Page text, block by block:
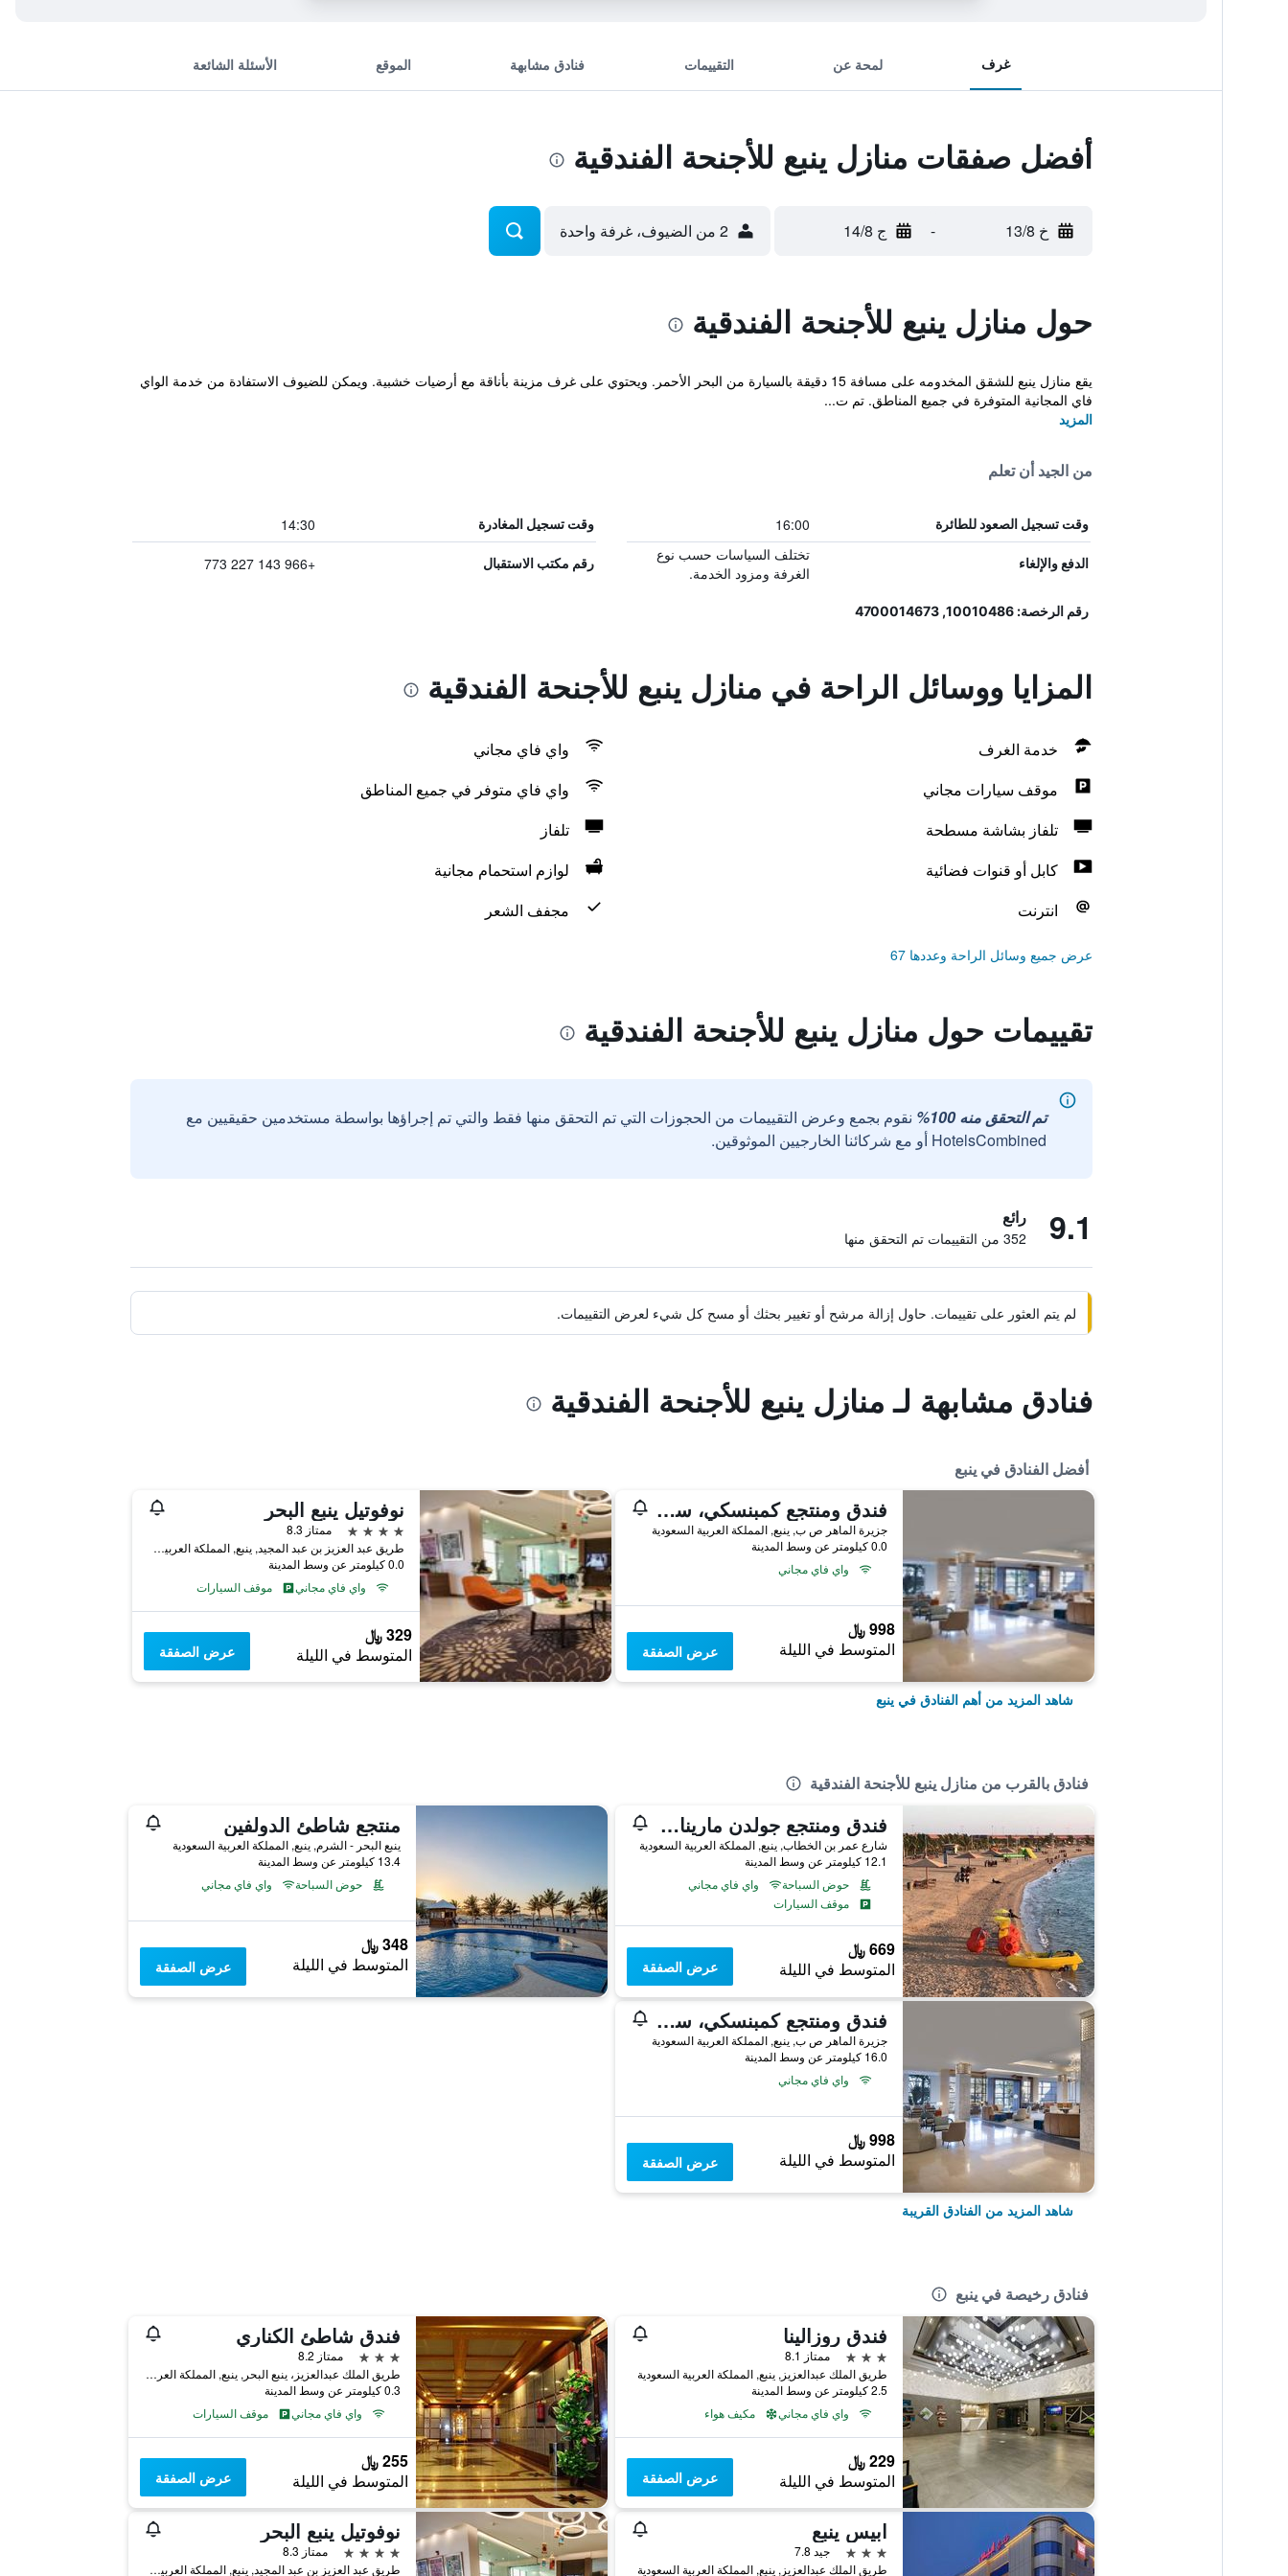
غرف لمحة عن التقييمات فنادق مشابهة الموقع الأسئلة الشائعة
أفضل صفقات منازل ينبع للأجنحة الفندقية
خ 13/8 - ج 14/8 2 من الضيوف، غرفة واحدة
حول منازل ينبع للأجنحة الفندقية
يقع منازل ينبع للشقق المخدومه على مسافة 15 دقيقة بالسيارة من البحر الأحمر. ويحتوي على غرف مزينة بأناقة مع أرضيات خشبية. ويمكن للضيوف الاستفادة من خدمة الواي
فاي المجانية المتوفرة في جميع المناطق. تم ت...
المزيد
من الجيد أن تعلم
وقت تسجيل الصعود للطائرة 16:00 وقت تسجيل المغادرة 14:30
الدفع والإلغاء
تختلف السياسات حسب نوع
الغرفة ومزود الخدمة.
رقم مكتب الاستقبال +966 143 227 773
رقم الرخصة: 10010486, 4700014673
المزايا ووسائل الراحة في منازل ينبع للأجنحة الفندقية
خدمة الغرف
واي فاي مجاني
موقف سيارات مجاني
واي فاي متوفر في جميع المناطق
تلفاز بشاشة مسطحة
تلفاز
كابل أو قنوات فضائية
لوازم استحمام مجانية
انترنت
مجفف الشعر
عرض جميع وسائل الراحة وعددها 67
تقييمات حول منازل ينبع للأجنحة الفندقية
تم التحقق منه 100%
نقوم بجمع وعرض التقييمات من الحجوزات التي تم التحقق منها فقط والتي تم إجراؤها بواسطة مستخدمين حقيقيين مع
HotelsCombined أو مع شركائنا الخارجيين الموثوقين.
9.1 رائع
352 من التقييمات تم التحقق منها
لم يتم العثور على تقييمات. حاول إزالة مرشح أو تغيير بحثك أو مسح كل شيء لعرض التقييمات.
فنادق مشابهة لـ منازل ينبع للأجنحة الفندقية
أفضل الفنادق في ينبع
فندق ومنتجع كمبنسكي، سارية ينبع
جزيرة الماهر ص ب, ينبع, المملكة العربية السعودية
0.0 كيلومتر عن وسط المدينة
واي فاي مجاني
998 ﷼
المتوسط في الليلة عرض الصفقة
نوفوتيل ينبع البحر
4 نجوم
ممتاز 8.3
طريق عبد العزيز بن عبد المجيد, ينبع, المملكة العربية السعودية
0.0 كيلومتر عن وسط المدينة
واي فاي مجاني
موقف السيارات
329 ﷼
المتوسط في الليلة عرض الصفقة
شاهد المزيد من أهم الفنادق في ينبع
فنادق بالقرب من منازل ينبع للأجنحة الفندقية
فندق ومنتجع جولدن مارينا ينبع إدارة وتشغيل شركة منتجع المرسى الذهبي
شارع عمر بن الخطاب, ينبع, المملكة العربية السعودية
12.1 كيلومتر عن وسط المدينة
حوض السباحة
واي فاي مجاني
موقف السيارات
669 ﷼
المتوسط في الليلة عرض الصفقة
منتجع شاطئ الدولفين
ينبع البحر - الشرم, ينبع, المملكة العربية السعودية
13.4 كيلومتر عن وسط المدينة
حوض السباحة
واي فاي مجاني
348 ﷼
المتوسط في الليلة عرض الصفقة
فندق ومنتجع كمبنسكي، سارية ينبع
جزيرة الماهر ص ب, ينبع, المملكة العربية السعودية
16.0 كيلومتر عن وسط المدينة
واي فاي مجاني
998 ﷼
المتوسط في الليلة عرض الصفقة
شاهد المزيد من الفنادق القريبة
فنادق رخيصة في ينبع
فندق روزالينا
3 نجوم
ممتاز 8.1
طريق الملك عبدالعزيز, ينبع, المملكة العربية السعودية
2.5 كيلومتر عن وسط المدينة
واي فاي مجاني
مكيف هواء
229 ﷼
المتوسط في الليلة عرض الصفقة
فندق شاطئ الكناري
3 نجوم
ممتاز 8.2
طريق الملك عبدالعزيز، ينبع البحر, ينبع, المملكة العربية السعودية
0.3 كيلومتر عن وسط المدينة
واي فاي مجاني
موقف السيارات
255 ﷼
المتوسط في الليلة عرض الصفقة
ابيس ينبع
3 نجوم
جيد 7.8
طريق الملك عبدالعزيز, ينبع, المملكة العربية السعودية
نوفوتيل ينبع البحر
4 نجوم
ممتاز 8.3
طريق عبد العزيز بن عبد المجيد, ينبع, المملكة العربية السعودية